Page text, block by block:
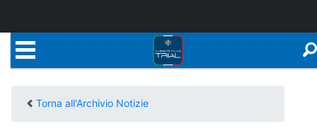
Torna all'Archivio Notizie